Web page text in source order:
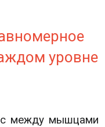
уровне
между мышцами